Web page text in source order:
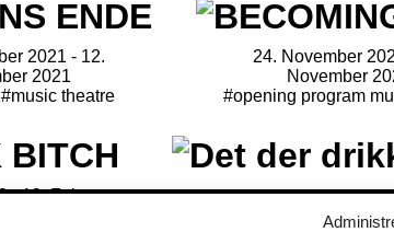
2021 - 12.
2021
#music theatre
24. November
November
#opening program
- 19. February
22. March 2022 - 27. March
#theatre